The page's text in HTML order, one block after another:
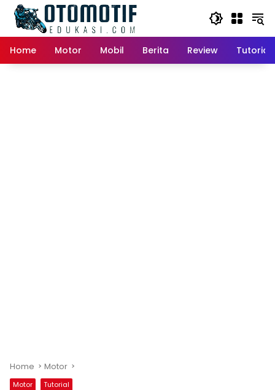
content
Home
Motor Mobil Berita Review Tutorial
Home Motor
Motor Tutorial